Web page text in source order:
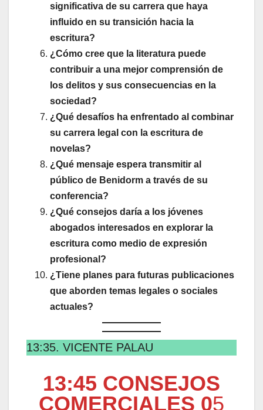
significativa de su carrera que haya
influido en su transición hacia la
escritura?
¿Cómo cree que la literatura puede
contribuir a una mejor comprensión de
los delitos y sus consecuencias en la
sociedad?
¿Qué desafíos ha enfrentado al combinar
su carrera legal con la escritura de
novelas?
¿Qué mensaje espera transmitir al
público de Benidorm a través de su
conferencia?
¿Qué consejos daría a los jóvenes
abogados interesados en explorar la
escritura como medio de expresión
profesional?
¿Tiene planes para futuras publicaciones
que aborden temas legales o sociales
actuales?
13:35. VICENTE PALAU
13:45 CONSEJOS
COMERCIALES 05